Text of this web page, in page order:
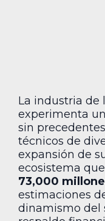
La industria de
experimenta
sin
técnicos de
expansión de
ecosistema
73,000
estimaciones
dinamismo del